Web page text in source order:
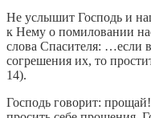
Не услышит Господь и
к Нему о помиловании
слова Спасителя: …если
согрешения их, то
14).
Господь говорит: